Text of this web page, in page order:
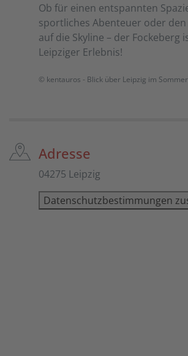
Ob für einen entspannten
sportliches Abenteuer oder
auf die Skyline – der Fockeberg
Leipziger Erlebnis!
© kentauros - Blick über Leipzig im
Adresse
04275 Leipzig
Datenschutzbestimmungen